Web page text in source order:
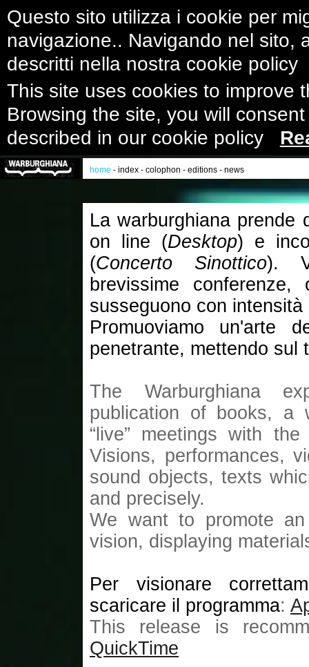
Questo sito utilizza i cookie per
navigazione.. Navigando nel sito,
descritti nella nostra cookie
This site uses cookies to improve
Browsing the site, you will
described in our cookie policy
home - index - colophon - editions - news
La warburghiana
on line (Desktop) e
(Concerto Sinottico).
brevissime
susseguono con
Promuoviamo un'arte
penetrante, mettendo sul
The Warburghiana
publication of books, a
“live” meetings with
Visions, performances,
sound objects, texts
and precisely.
We want to promote
vision, displaying
Per visionare
scaricare il programma:
This release is
QuickTime